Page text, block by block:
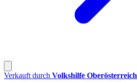
Verkauft durch Volkshilfe Oberösterreich